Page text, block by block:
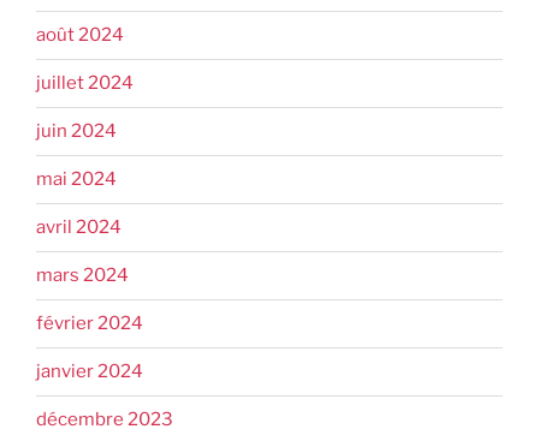
août 2024
juillet 2024
juin 2024
mai 2024
avril 2024
mars 2024
février 2024
janvier 2024
décembre 2023